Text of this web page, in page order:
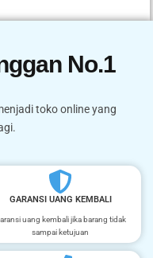
No.1
toko online yang
GARANSI UANG KEMBALI
uang kembali jika barang tidak
sampai ketujuan